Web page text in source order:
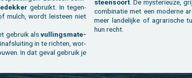
ge­bruikt. In te­gen­
mulch, wordt lei­steen niet
ge­bruik alsvul­lings­ma­te­
in te rich­ten, wor­
In dat geval ge­bruik je
steen­soort. De mys­te­ri­eu­ze,
com­bi­na­tie met een mo­der­ne
meer lan­de­lij­ke of agra­ri­sche
hun recht.